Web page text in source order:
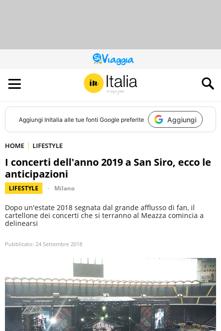
QUESTO
SITO
CONTRIBUISCE
ALL’AUDIENCE
DI
Aggiungi InItalia alle tue fonti Google preferite Aggiungi
HOME LIFESTYLE
I concerti dell'anno 2019 a San Siro, ecco le
anticipazioni
LIFESTYLE Milano
Dopo un'estate 2018 segnata dal grande afflusso di fan, il
cartellone dei concerti che si terranno al Meazza comincia a
delinearsi
Pubblicato: 24 Settembre 2018